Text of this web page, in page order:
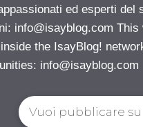
ed esperti del
info@isayblog.com This
the IsayBlog!
info@isayblog.com
Vuoi pubblicare